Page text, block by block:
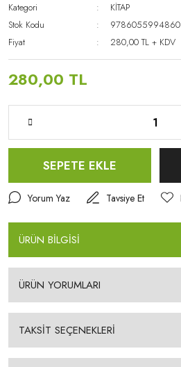
Kategori
KİTAP
Stok Kodu
9786055994860
Fiyat
280,00 TL + KDV
280,00 TL
SEPETE EKLE
Yorum Yaz Tavsiye Et
ÜRÜN BİLGİSİ
ÜRÜN YORUMLARI
TAKSİT SEÇENEKLERİ